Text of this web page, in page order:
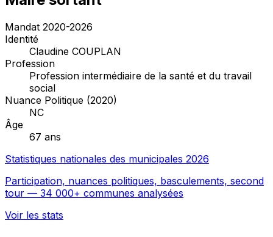
Mandat 2020-2026
Identité
Claudine COUPLAN
Profession
Profession intermédiaire de la santé et du travail
social
Nuance Politique (2020)
NC
Âge
67 ans
Statistiques nationales des municipales 2026
Participation, nuances politiques, basculements, second
tour — 34 000+ communes analysées
Voir les stats